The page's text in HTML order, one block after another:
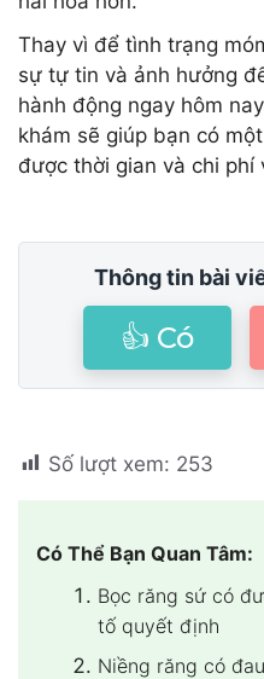
Thay vì để tình trạng
sự tự tin và ảnh hưởng
hành động ngay hôm
khám sẽ giúp bạn có
được thời gian và chi phí
Thông tin bài
👍 Có
Số lượt xem: 253
Có Thể Bạn Quan Tâm:
Bọc răng sứ có
tố quyết định
Niềng răng có